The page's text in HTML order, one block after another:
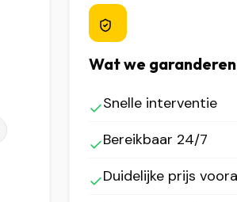
Wat we garanderen
Snelle interventie
Bereikbaar 24/7
Duidelijke prijs